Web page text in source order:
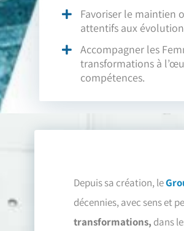
Favoriser le maintien
attentifs aux
Accompagner les
transformations à
compétences.
Depuis sa création, le
décennies, avec sens et
transformations, dans